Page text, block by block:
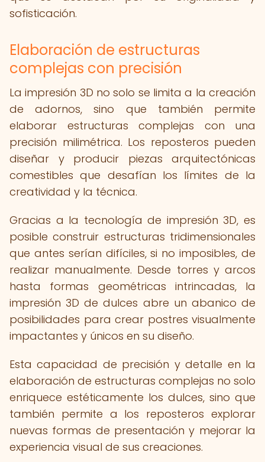
sofisticación.
Elaboración de estructuras
complejas con precisión
La impresión 3D no solo se limita a la creación
de adornos, sino que también permite
elaborar estructuras complejas con una
precisión milimétrica. Los reposteros pueden
diseñar y producir piezas arquitectónicas
comestibles que desafían los límites de la
creatividad y la técnica.
Gracias a la tecnología de impresión 3D, es
posible construir estructuras tridimensionales
que antes serían difíciles, si no imposibles, de
realizar manualmente. Desde torres y arcos
hasta formas geométricas intrincadas, la
impresión 3D de dulces abre un abanico de
posibilidades para crear postres visualmente
impactantes y únicos en su diseño.
Esta capacidad de precisión y detalle en la
elaboración de estructuras complejas no solo
enriquece estéticamente los dulces, sino que
también permite a los reposteros explorar
nuevas formas de presentación y mejorar la
experiencia visual de sus creaciones.